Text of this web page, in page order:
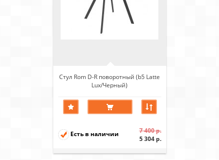
Стул Rom D-R поворотный (b5 Latte
Lux/Черный)
Есть в наличии
7 400 р.
5 304 р.